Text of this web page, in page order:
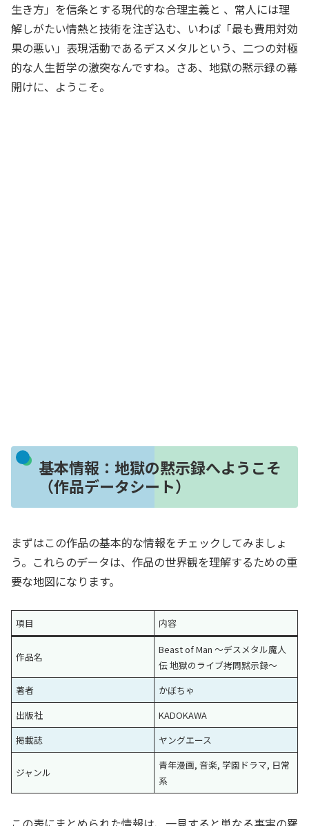
生き方」を信条とする現代的な合理主義と 、常人には理
解しがたい情熱と技術を注ぎ込む、いわば「最も費用対効
果の悪い」表現活動であるデスメタルという、二つの対極
的な人生哲学の激突なんですね。さあ、地獄の黙示録の幕
開けに、ようこそ。
基本情報：地獄の黙示録へようこそ
（作品データシート）
まずはこの作品の基本的な情報をチェックしてみましょ
う。これらのデータは、作品の世界観を理解するための重
要な地図になります。
項目 内容
作品名
Beast of Man 〜デスメタル魔人
伝 地獄のライブ拷問黙示録〜
著者
かぼちゃ
出版社
KADOKAWA
掲載誌
ヤングエース
ジャンル
青年漫画, 音楽, 学園ドラマ, 日常
系